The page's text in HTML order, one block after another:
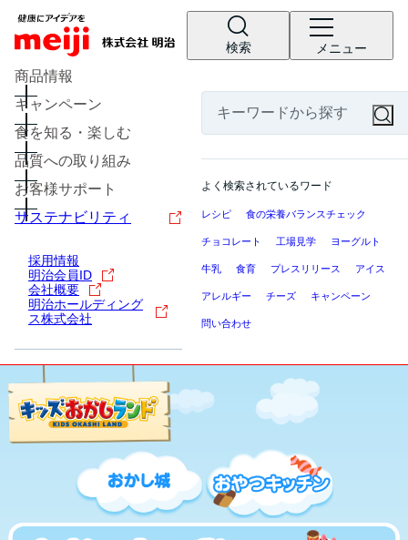
検索 メニュー
商品情報
キャンペーン
食を知る・楽しむ
品質への取り組み
お客様サポート
サステナビリティ
採用情報
明治会員ID
会社概要
明治ホールディング
ス株式会社
よく検索されているワード
レシピ 食の栄養バランスチェック
チョコレート 工場見学 ヨーグルト
牛乳 食育 プレスリリース アイス
アレルギー チーズ キャンペーン
問い合わせ